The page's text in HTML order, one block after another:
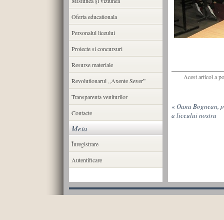
Acest articol a
« Oana Bognean,
a liceului nostru
Oferta educationala
Personalul liceului
Proiecte si concursuri
Resurse materiale
Revolutionarul ,,Axente Sever”
Transparenta veniturilor
Contacte
Meta
Înregistrare
Autentificare